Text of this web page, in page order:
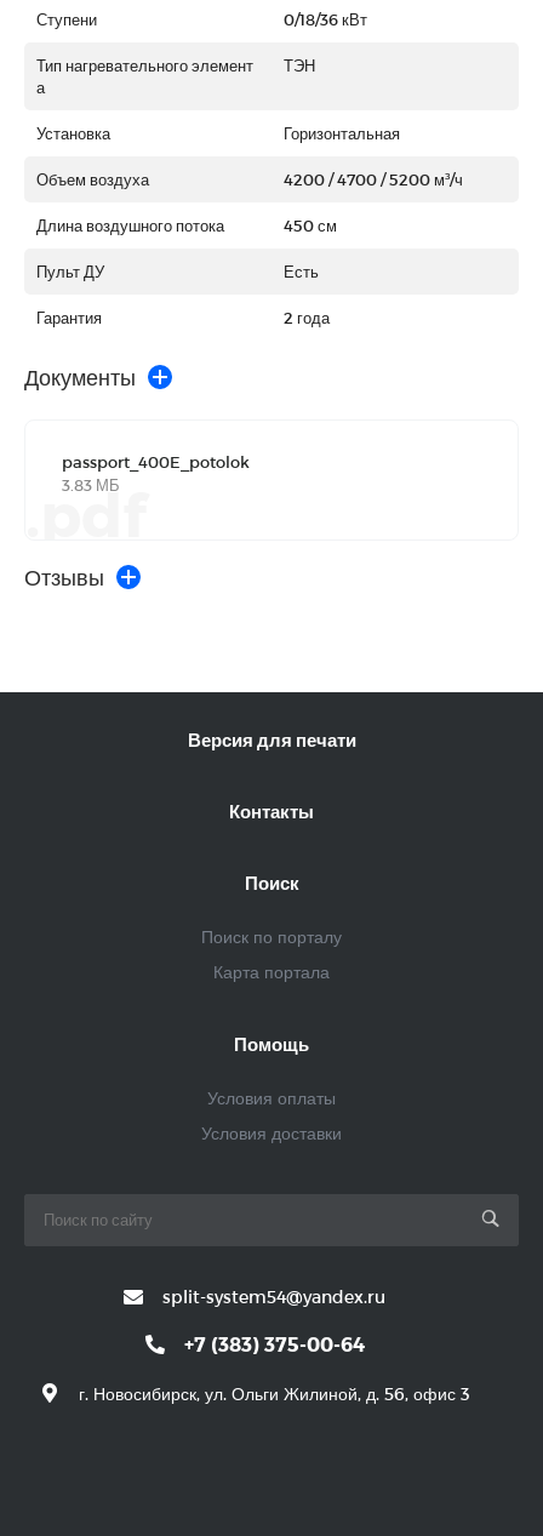
Ступени 0/18/36 кВт
Тип нагревательного элемент
а
ТЭН
Установка Горизонтальная
Объем воздуха 4200 / 4700 / 5200 м³/ч
Длина воздушного потока 450 см
Пульт ДУ Есть
Гарантия 2 года
Документы
passport_400E_potolok
3.83 МБ
.pdf
Отзывы
Версия для печати
Контакты
Поиск
Поиск по порталу
Карта портала
Помощь
Условия оплаты
Условия доставки
split-system54@yandex.ru
+7 (383) 375-00-64
г. Новосибирск, ул. Ольги Жилиной, д. 56, офис 3